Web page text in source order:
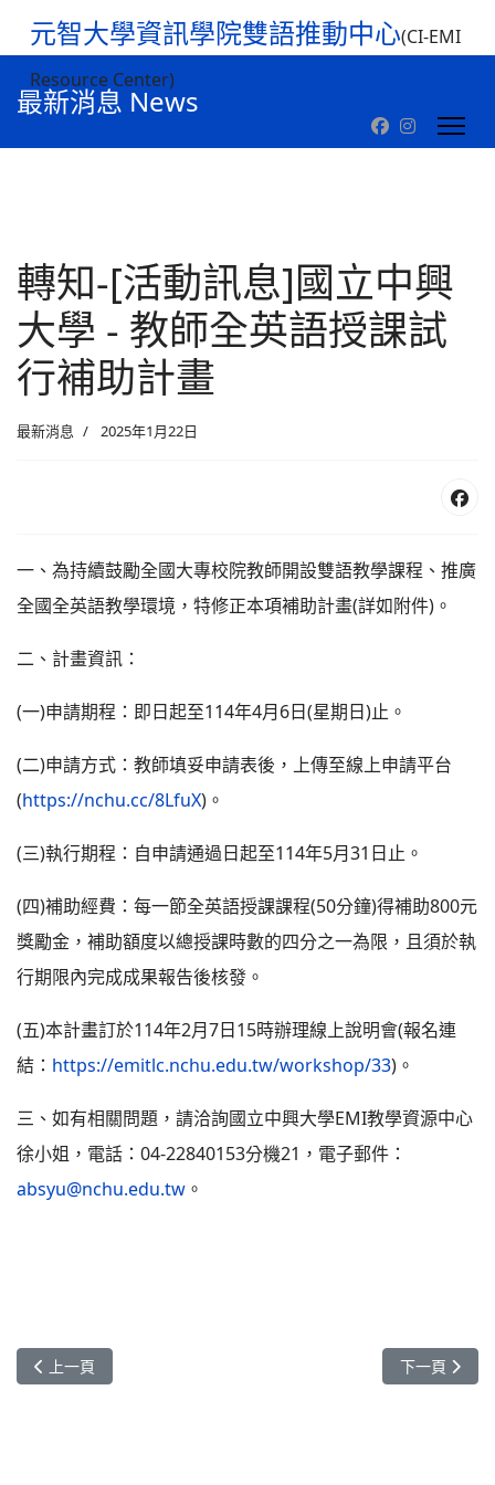
元智大學資訊學院雙語推動中心(CI-EMI
Resource Center)
最新消息 News
轉知-[活動訊息]國立中興
大學 - 教師全英語授課試
行補助計畫
最新消息 2025年1月22日
一、為持續鼓勵全國大專校院教師開設雙語教學課程、推廣
全國全英語教學環境，特修正本項補助計畫(詳如附件)。
二、計畫資訊：
(一)申請期程：即日起至114年4月6日(星期日)止。
(二)申請方式：教師填妥申請表後，上傳至線上申請平台
(https://nchu.cc/8LfuX)。
(三)執行期程：自申請通過日起至114年5月31日止。
(四)補助經費：每一節全英語授課課程(50分鐘)得補助800元
獎勵金，補助額度以總授課時數的四分之一為限，且須於執
行期限內完成成果報告後核發。
(五)本計畫訂於114年2月7日15時辦理線上說明會(報名連
結： https://emitlc.nchu.edu.tw/workshop/33)。
三、如有相關問題，請洽詢國立中興大學EMI教學資源中心
徐小姐，電話：04-22840153分機21，電子郵件：
absyu@nchu.edu.tw 。
上一篇文章: 轉知-[活動訊息]國立中興大學 - 互動科技與教學軟體工
上一頁 下一篇文章:
下一頁